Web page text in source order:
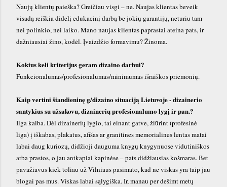
Naujų klientų paieška? Greičiau visgi – ne. Naujas klientas beveik
visadą reiškia didelį edukacinį darbą be jokių garantijų, neturiu tam
nei polinkio, nei laiko. Mano naujas klientas paprastai ateina pats, ir
dažniausiai žino, kodėl. Įvaizdžio formavimu? Žinoma.
Kokius keli kriterijus geram dizaino darbui?
Funkcionalumas/profesionalumas/minimumas išraiškos priemonių.
Kaip vertini šiandieninę g/dizaino situaciją Lietuvoje - dizainerio
santykius su užsakovu, dizainerių profesionalumo lygį ir pan.?
Ilga kalba. Dėl dizainerių lygio, tai einant gatve, žiūrint (profesinė
liga) į iškabas, plakatus, afišas ar granitines memorialines lentas matai
labai daug kuriozų, didžioji dauguma knygų knygynuose vidutiniškos
arba prastos, o jau antkapiai kapinėse – pats didžiausias košmaras. Bet
pavažiavus kiek toliau už Vilniaus pasimato, kad ne viskas yra taip jau
blogai pas mus. Viskas labai sąlygiška. Ir, manau per dešimt metų